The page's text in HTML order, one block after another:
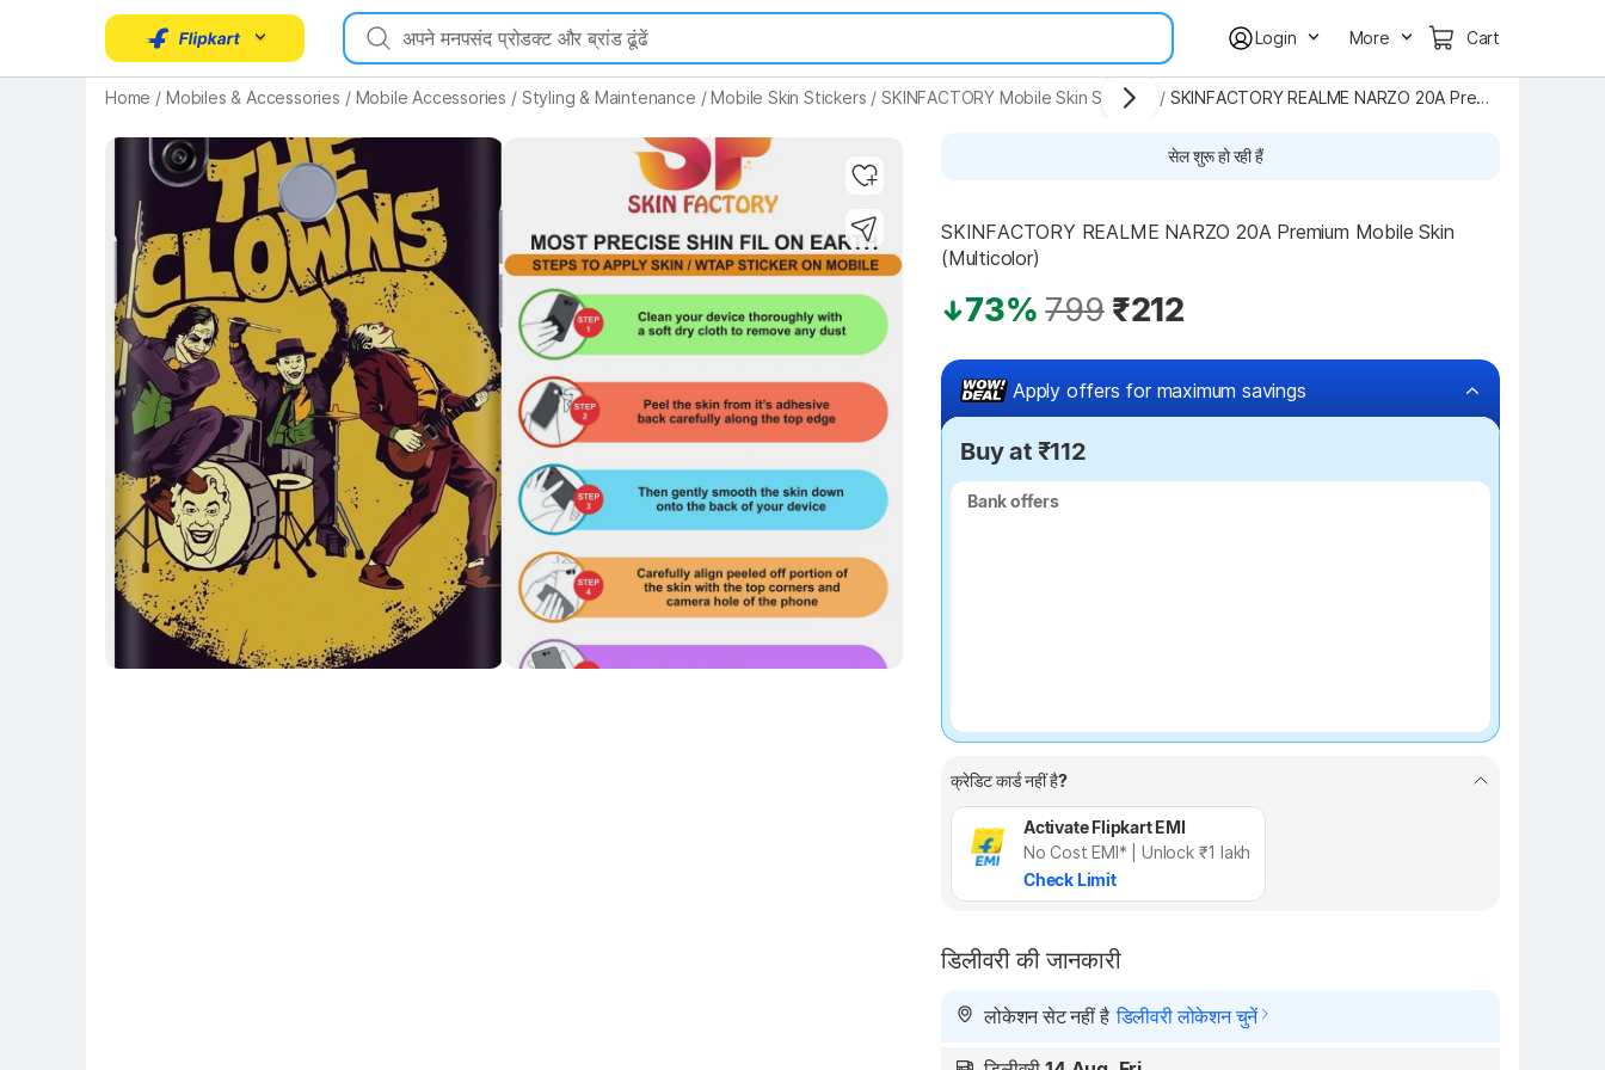
Login More Cart
Home / Mobiles & Accessories / Mobile Accessories / Styling & Maintenance / Mobile Skin Stickers / SKINFACTORY Mobile Skin Stickers / SKINFACTORY REALME NARZO 20A Premium Mobile Skin
Key Highlights
सेल शुरू हो रही हैं
SKINFACTORY REALME NARZO 20A Premium Mobile Skin
(Multicolor)
73% 799 ₹212
Apply offers for maximum savings
Buy at ₹112
Bank offers
Bank offers
क्रेडिट कार्ड नहीं है?
Activate Flipkart EMI
No Cost EMI* | Unlock ₹1 lakh
Check Limit
डिलीवरी की जानकारी
लोकेशन सेट नहीं है डिलीवरी लोकेशन चुनें